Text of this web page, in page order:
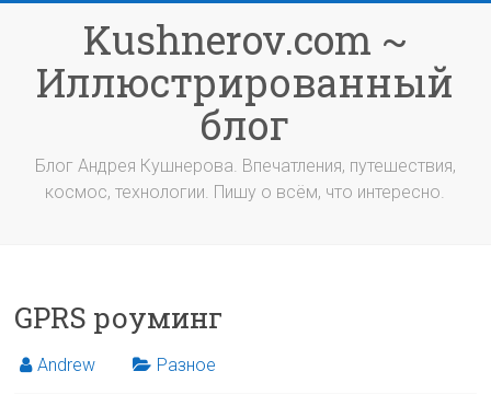
содержимомуKushnerov.com ~
Иллюстрированный
блог
Блог Андрея Кушнерова. Впечатления, путешествия,
космос, технологии. Пишу о всём, что интересно.
GPRS роуминг
Andrew Разное